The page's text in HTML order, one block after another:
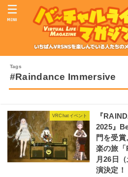
MENU
#Raindance Immersive
VRChatイベント
『
2025』
門を受
楽の旅
月26日
演決定！